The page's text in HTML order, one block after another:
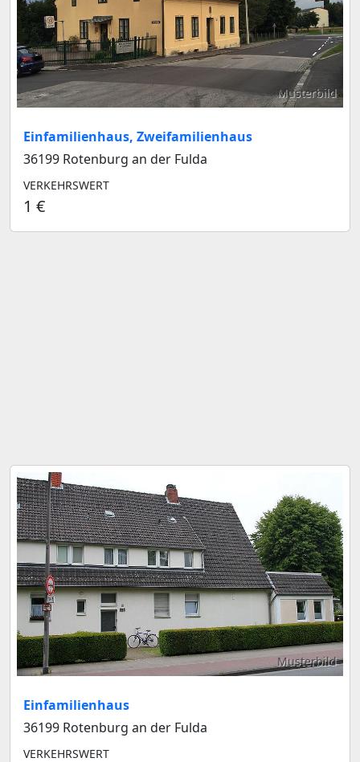
Musterbild
Einfamilienhaus, Zweifamilienhaus
36199 Rotenburg an der Fulda
VERKEHRSWERT
1 €
Musterbild
Einfamilienhaus
36199 Rotenburg an der Fulda
VERKEHRSWERT